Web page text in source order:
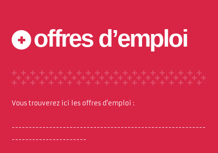
offres d’emploi
Vous trouverez ici les offres d'emploi :
---------------------------------------------------------
----------------------